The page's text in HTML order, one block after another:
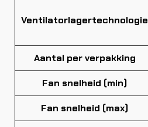
Ventilatorlagertechnologie
Aantal per verpakking
Fan snelheid (min)
Fan snelheid (max)